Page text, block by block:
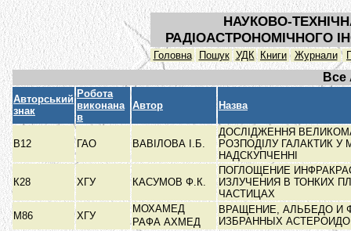
НАУКОВО-
РАДІОАСТРОНОМІЧНОГО
Головна Пошук УДК Книги Журнали
Все
Авторський
знак
Робота
виконана
в
Автор Назва
В12 ГАО ВАВІЛОВА І.Б.
ДОСЛІДЖЕННЯ
РОЗПОДІЛУ ГАЛАКТИК У
НАДСКУПЧЕННІ
К28 ХГУ КАСУМОВ Ф.К.
ПОГЛОЩЕНИЕ
ИЗЛУЧЕНИЯ В ТОНКИХ
ЧАСТИЦАХ
М86
ХГУ
МОХАМЕД
РАФА АХМЕД
ВРАЩЕНИЕ, АЛЬБЕДО И
ИЗБРАННЫХ